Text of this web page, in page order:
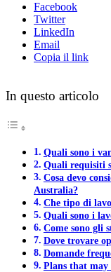
Facebook
Twitter
LinkedIn
Email
Copia il link
In questo articolo
Quali sono i
Quali requisiti
Cosa devo
Australia?
Che tipo di
Quali sono i
Come sono gli
Dove trovare
Domande
Plans that may